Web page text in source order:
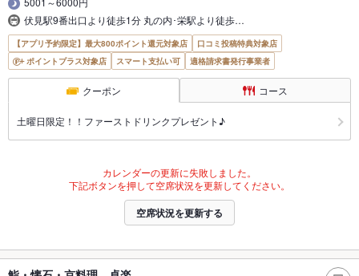
伏見駅9番出口より徒歩1分 丸の内･栄駅より徒歩…
【アプリ予約限定】最大800ポイント還元対象店
口コミ投稿特典対象店
ポイントプラス対象店
スマート支払い可 適格請求書発行事業者
クーポン コース
土曜日限定！！ファーストドリンクプレゼント♪
カレンダーの更新に失敗しました。
下記ボタンを押して空席状況を更新してください。
空席状況を更新する